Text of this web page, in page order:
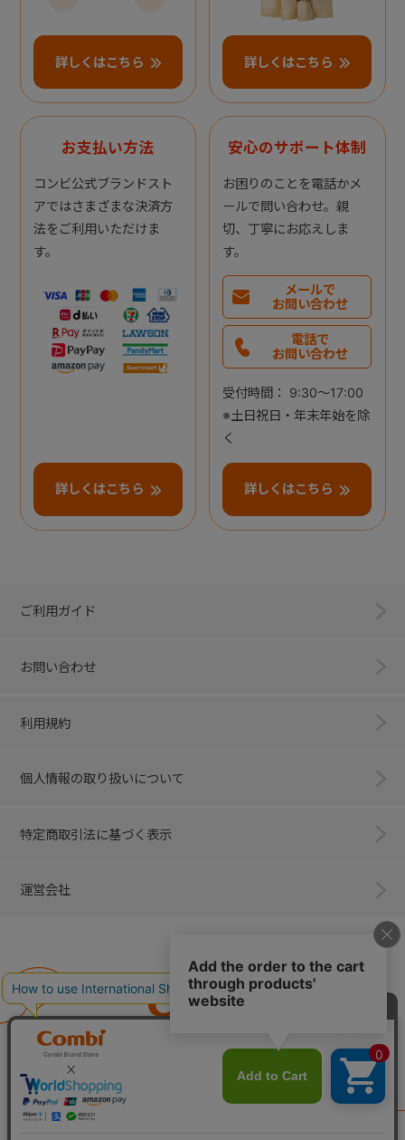
詳しくはこちら 詳しくはこちら
お支払い方法
コンビ公式ブランドスト
アではさまざまな決済方
法をご利用いただけま
す。
詳しくはこちら
安心のサポート体制
お困りのことを電話かメ
ールで問い合わせ。親
切、丁寧にお応えしま
す。
メールで
お問い合わせ
電話で
お問い合わせ
受付時間： 9:30～17:00
※土日祝日・年末年始を除
く
詳しくはこちら
ご利用ガイド
お問い合わせ
利用規約
個人情報の取り扱いについて
特定商取引法に基づく表示
運営会社
子育てに、イノベーションを。
ベビー用品のコンビ株式会社